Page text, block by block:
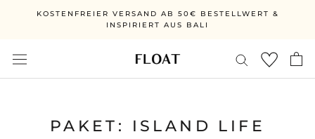
KOSTENFREIER VERSAND AB 50€ BESTELLWERT &
INSPIRIERT AUS BALI
PAKET: ISLAND LIFE